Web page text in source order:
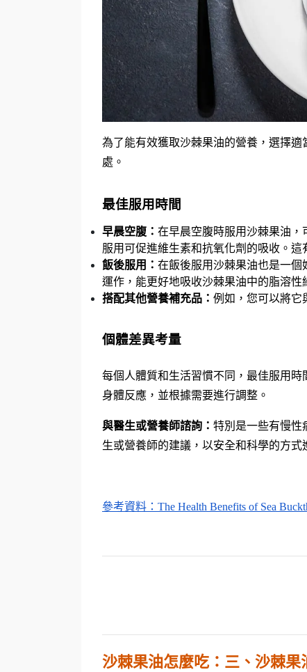
為了能有效獲取沙棘果油的營養，選擇
處。
最佳服用時間
早晨空腹： 在早晨空腹時服用沙棘果油
服用可促進維生素和抗氧化劑的吸收。這
飯後服用： 在飯後服用沙棘果油也是一
運作，能更好地吸收沙棘果油中的脂溶性
搭配其他營養補充品： 例如，您可以將它
個體差異考量
每個人體質和生活習慣不同，最佳服用
身體反應，並根據需要進行調整。
與醫生或營養師諮詢： 特別是一些有慢性
生或營養師的建議，以安全和科學的方式
參考資料：The Health Benefits of Sea
沙棘果油怎麼吃：三、沙棘果